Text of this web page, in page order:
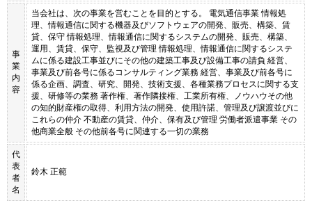
事
業
内
容
当会社は、次の事業を営むことを目的とする。 電気通信事業 情報処
理、情報通信に関する機器及びソフトウェアの開発、販売、構築、賃
貸、保守 情報処理、情報通信に関するシステムの開発、販売、構築、
運用、賃貸、保守、監視及び管理 情報処理、情報通信に関するシステ
ムに係る建設工事並びにその他の建築工事及び設備工事の請負 経営、
事業及び前各号に係るコンサルティング業務 経営、事業及び前各号に
係る企画、調査、研究、開発、技術支援、各種業務プロセスに関する支
援、研修等の業務 著作権、著作隣接権、工業所有権、ノウハウその他
の知的財産権の取得、利用方法の開発、使用許諾、管理及び譲渡並びに
これらの仲介 不動産の賃貸、仲介、保有及び管理 労働者派遣事業 その
他商業全般 その他前各号に関連する一切の業務
代
表
者
名
鈴木 正範